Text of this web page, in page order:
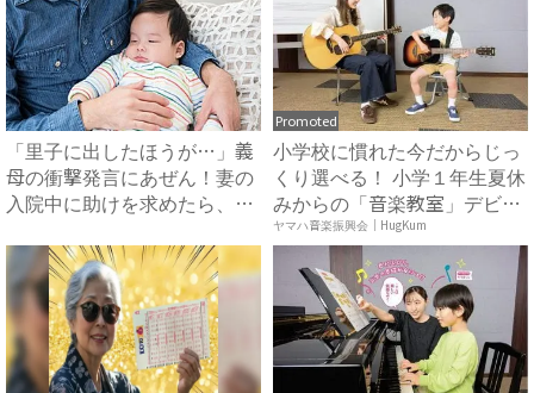
「里子に出したほうが…」義
母の衝撃発言にあぜん！妻の
入院中に助けを求めたら、冷
Promoted
小学校に慣れた今だからじっ
くり選べる！ 小学１年生夏休
みからの「音楽教室」デビ
ュ...
ヤマハ音楽振興会｜HugKum